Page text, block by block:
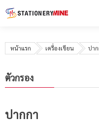
หน้าแรก เครื่องเขียน ปา
ปากกา
ตัวกรอง